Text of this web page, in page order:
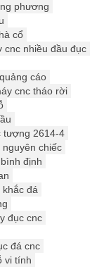
phương
cổ
cnc nhiều đầu đục
cáo
cnc tháo rời
tượng 2614-4
nguyên chiếc
định
khắc đá
đục cnc
đá cnc
vi tính